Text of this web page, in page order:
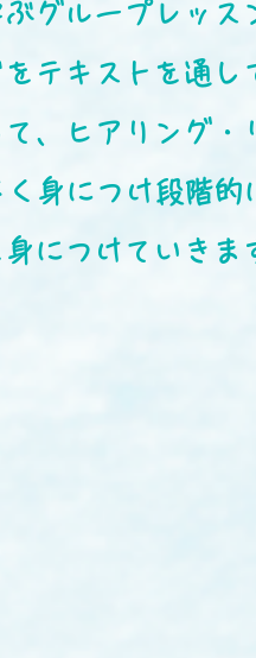
グループレッス
テキストを通し
、ヒアリング・
身につけ段階的
につけていきま